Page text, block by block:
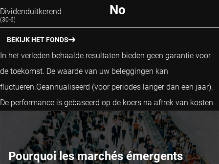
Dividenduitkerend
(30-6)
No
BEKIJK HET FONDS
In het verleden behaalde resultaten bieden geen garantie voor
de toekomst. De waarde van uw beleggingen kan
fluctueren.Geannualiseerd (voor periodes langer dan een jaar).
De performance is gebaseerd op de koers na aftrek van kosten.
Pourquoi les marchés émergents